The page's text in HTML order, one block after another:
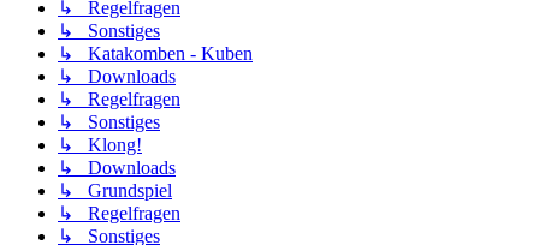
↳ Regelfragen
↳ Sonstiges
↳ Katakomben - Kuben
↳ Downloads
↳ Regelfragen
↳ Sonstiges
↳ Klong!
↳ Downloads
↳ Grundspiel
↳ Regelfragen
↳ Sonstiges